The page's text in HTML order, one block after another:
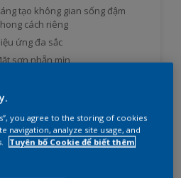
tạo không gian sống đậm
cách riêng
ứng đa sắc
sơn nhẵn mịn
you agree to the storing of cookies
navigation, analyze site usage, and
Tuyên bố Cookie để biết thêm